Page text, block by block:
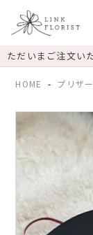
ただいまご注文い
HOME プリザ